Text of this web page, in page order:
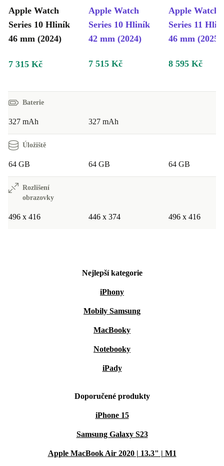
Apple Watch
Series 10 Hliník
46 mm (2024)
Apple Watch
Series 10 Hliník
42 mm (2024)
Apple Watch
Series 11
46 mm (2025)
7 315 Kč 7 515 Kč 8 595 Kč
Baterie
327 mAh 327 mAh
Úložiště
64 GB 64 GB 64 GB
Rozlišení
obrazovky
496 x 416 446 x 374 496 x 416
Nejlepší kategorie
iPhony
Mobily Samsung
MacBooky
Notebooky
iPady
Doporučené produkty
iPhone 15
Samsung Galaxy S23
Apple MacBook Air 2020 | 13.3" | M1